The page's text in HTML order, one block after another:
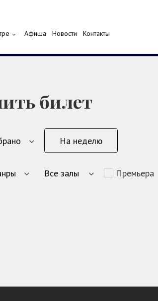
Афиша Новости Контакты
билет
На неделю
Премьера